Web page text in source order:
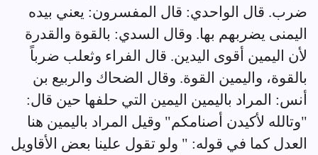
ضرب. قال الواحدي: قال المفسرون: يعني بيده
اليمنى يضربهم بها. وقال السدي: بالقوة والقدرة
لأن اليمين أقوى اليدين. قال الفراء وثعلب ضرباً
بالقوة، واليمين القوة. وقال الضحاك والربيع بن
أنس: المراد باليمين اليمين التي حلفها حين قال:
"وتالله لأكيدن أصنامكم" وقيل المراد باليمين هنا
العدل كما في قوله: " ولو تقول علينا بعض الأقاويل